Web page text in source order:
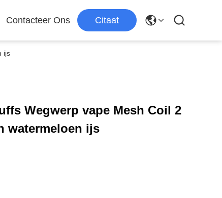
Contacteer Ons Citaat
ijs
Wegwerp vape Mesh Coil 2
watermeloen ijs